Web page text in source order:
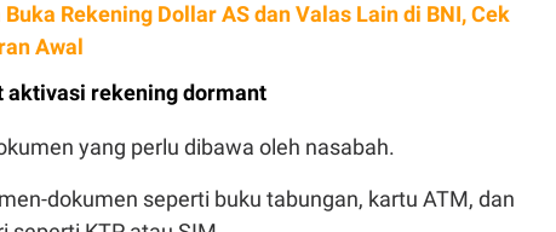
Buka Rekening Dollar AS dan Valas Lain di BNI, Cek
Awal
aktivasi rekening dormant
yang perlu dibawa oleh nasabah.
dokumen seperti buku tabungan, kartu ATM, dan